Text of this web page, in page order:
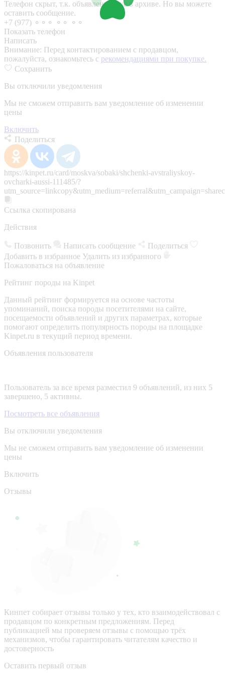
Телефон скрыт, т.к. объявление уже в архиве. Но вы можете
оставить сообщение.
+7 (977) ⚬⚬⚬ ⚬⚬ ⚬⚬
Показать телефон
Написать
Внимание: Перед контактированием с продавцом,
пожалуйста, ознакомьтесь с рекомендациями при покупке.
Сохранить
Вы отключили уведомления
Мы не сможем отправить вам уведомление об изменении
цены
Включить
Поделиться
https://kinpet.ru/card/moskva/sobaki/shchenki-avstraliyskoy-
ovcharki-aussi-111485/?
Ссылка скопирована
Действия
Позвонить Написать сообщение
Поделиться
Добавить в избранное Удалить из избранного
Пожаловаться на объявление
Рейтинг породы на Kinpet
Данный рейтинг формируется на основе частоты
упоминаний, поиска породы посетителями на сайте,
посещаемости объявлений и других параметрах, которые
помогают определить популярность породы на площадке
Kinpet.ru в текущий период времени.
Объявления пользователя
Пользователь за все время разместил 9 объявлений, из них 5
завершено, 5 активны.
Посмотреть все объявления
Вы отключили уведомления
Мы не сможем отправить вам уведомление об изменении
цены
Включить
Отзывы
Кинпет собирает отзывы только у тех, кто взаимодействовал с
продавцом по конкретным предложениям. Перед
публикацией мы проверяем отзывы с помощью трёх
механизмов, чтобы гарантировать читателям качество и
достоверность
Оставить первый отзыв